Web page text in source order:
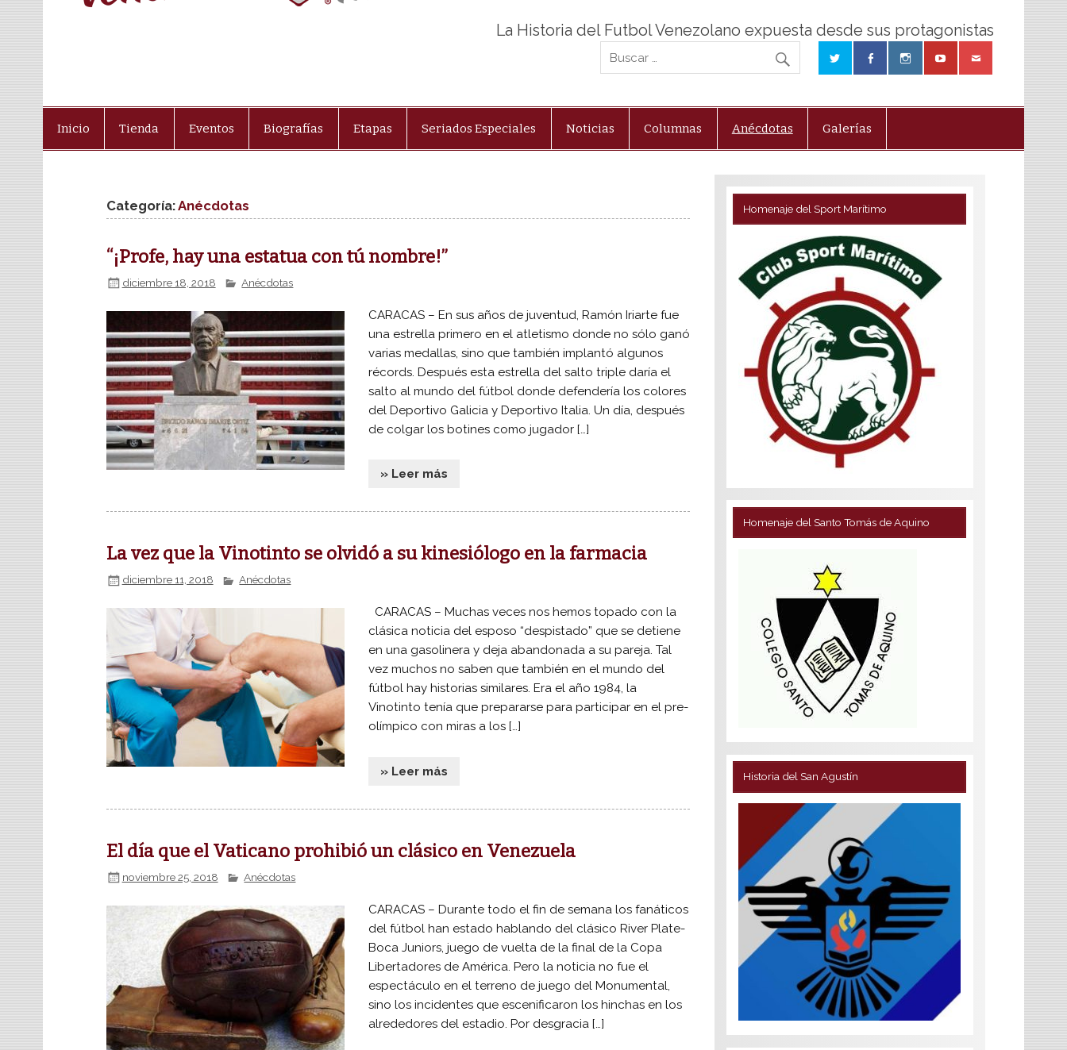
La Historia del Futbol Venezolano expuesta desde sus protagonistas
Inicio Tienda Eventos Biografías Etapas Seriados Especiales Noticias Columnas Anécdotas Galerías
Categoría:Anécdotas
“¡Profe, hay una estatua con tú nombre!”
diciembre 18, 2018 Anécdotas
CARACAS – En sus años de juventud, Ramón Iriarte fue
una estrella primero en el atletismo donde no sólo ganó
varias medallas, sino que también implantó algunos
récords. Después esta estrella del salto triple daría el
salto al mundo del fútbol donde defendería los colores
del Deportivo Galicia y Deportivo Italia. Un día, después
de colgar los botines como jugador […]
» Leer más
La vez que la Vinotinto se olvidó a su kinesiólogo en la farmacia
diciembre 11, 2018 Anécdotas
CARACAS – Muchas veces nos hemos topado con la
clásica noticia del esposo “despistado” que se detiene
en una gasolinera y deja abandonada a su pareja. Tal
vez muchos no saben que también en el mundo del
fútbol hay historias similares. Era el año 1984, la
Vinotinto tenía que prepararse para participar en el pre-
olímpico con miras a los […]
» Leer más
El día que el Vaticano prohibió un clásico en Venezuela
noviembre 25, 2018 Anécdotas
CARACAS – Durante todo el fin de semana los fanáticos
del fútbol han estado hablando del clásico River Plate-
Boca Juniors, juego de vuelta de la final de la Copa
Libertadores de América. Pero la noticia no fue el
espectáculo en el terreno de juego del Monumental,
sino los incidentes que escenificaron los hinchas en los
alrededores del estadio. Por desgracia […]
Homenaje del Sport Marítimo
Homenaje del Santo Tomás de Aquino
Historia del San Agustín